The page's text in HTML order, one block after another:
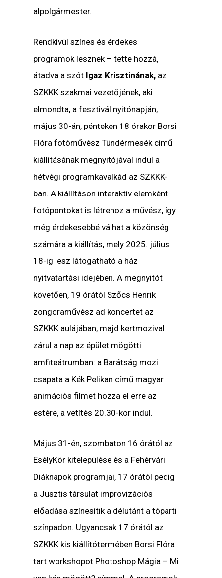
alpolgármester.
Rendkívül színes és érdekes
programok lesznek – tette hozzá,
átadva a szót Igaz Krisztinának, az
SZKKK szakmai vezetőjének, aki
elmondta, a fesztivál nyitónapján,
május 30-án, pénteken 18 órakor Borsi
Flóra fotóművész Tündérmesék című
kiállításának megnyitójával indul a
hétvégi programkavalkád az SZKKK-
ban. A kiállításon interaktív elemként
fotópontokat is létrehoz a művész, így
még érdekesebbé válhat a közönség
számára a kiállítás, mely 2025. július
18-ig lesz látogatható a ház
nyitvatartási idejében. A megnyitót
követően, 19 órától Szőcs Henrik
zongoraművész ad koncertet az
SZKKK aulájában, majd kertmozival
zárul a nap az épület mögötti
amfiteátrumban: a Barátság mozi
csapata a Kék Pelikan című magyar
animációs filmet hozza el erre az
estére, a vetítés 20.30-kor indul.
Május 31-én, szombaton 16 órától az
EsélyKör kitelepülése és a Fehérvári
Diáknapok programjai, 17 órától pedig
a Jusztis társulat improvizációs
előadása színesítik a délutánt a tóparti
színpadon. Ugyancsak 17 órától az
SZKKK kis kiállítótermében Borsi Flóra
tart workshopot Photoshop Mágia – Mi